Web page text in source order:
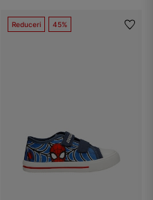
Reduceri 45%